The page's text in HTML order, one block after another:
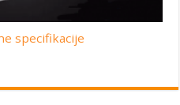
specifikacije